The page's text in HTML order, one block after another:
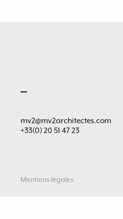
mv2@mv2architectes.com
+33(0) 20 51 47 23
Mentions légales